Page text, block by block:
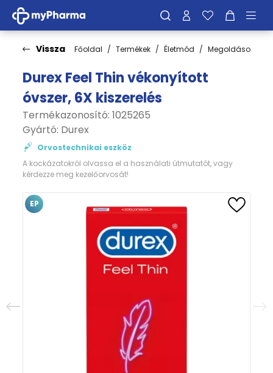
Vissza Főoldal Termékek Életmód Megoldások
Durex Feel Thin vékonyított
óvszer, 6X kiszerelés
Termékazonosító: 1025265
Gyártó: Durex
Orvostechnikai eszköz
A kockázatokról olvassa el a használati útmutatót, vagy
kérdezze meg kezelőorvosát!
EP